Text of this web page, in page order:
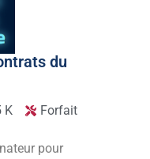
du
K
Forfait
pour